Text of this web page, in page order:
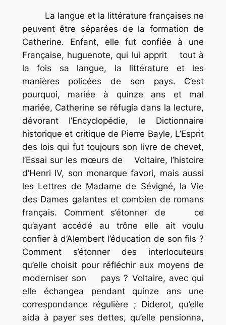
La langue et la littérature françaises ne
peuvent être séparées de la formation de
Catherine. Enfant, elle fut confiée à une
Française, huguenote, qui lui apprit tout à
la fois sa langue, la littérature et les
manières policées de son pays. C’est
pourquoi, mariée à quinze ans et mal
mariée, Catherine se réfugia dans la lecture,
dévorant l’Encyclopédie, le Dictionnaire
historique et critique de Pierre Bayle, L’Esprit
des lois qui fut toujours son livre de chevet,
l’Essai sur les mœurs de Voltaire, l’histoire
d’Henri IV, son monarque favori, mais aussi
les Lettres de Madame de Sévigné, laVie
des Dames galantes et combien de romans
français. Comment s’étonner de ce
qu’ayant accédé au trône elle ait voulu
confier à d’Alembert l’éducation de son fils ?
Comment s’étonner des interlocuteurs
qu’elle choisit pour réfléchir aux moyens de
moderniser son pays ? Voltaire, avec qui
elle échangea pendant quinze ans une
correspondance régulière ; Diderot, qu’elle
aida à payer ses dettes, qu’elle pensionna,